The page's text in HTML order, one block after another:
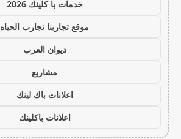
خدمات با كلينك 2026
موقع تجاربنا تجارب الحياه
ديوان العرب
مشاريع
اعلانات باك لينك
اعلانات باكلينك